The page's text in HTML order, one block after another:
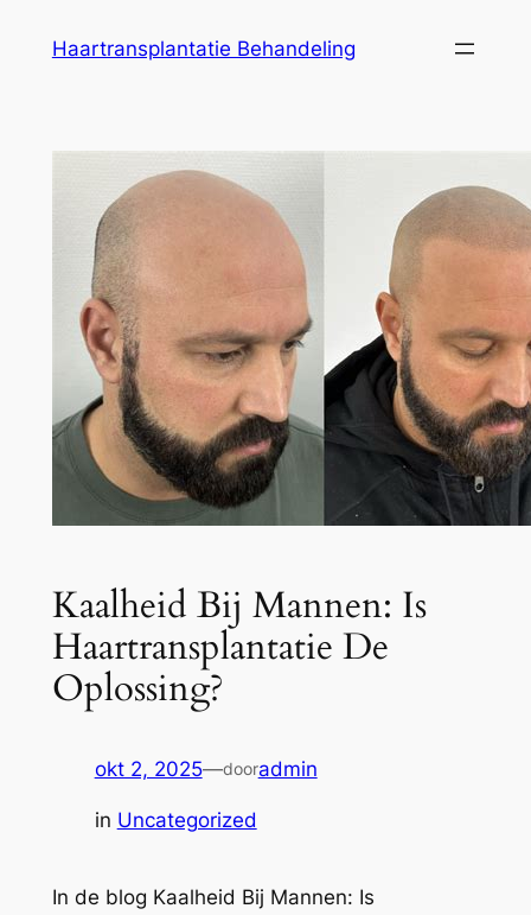
Haartransplantatie Behandeling
Kaalheid Bij Mannen: Is
Haartransplantatie De
Oplossing?
okt 2, 2025—dooradmin
in Uncategorized
In de blog Kaalheid Bij Mannen: Is